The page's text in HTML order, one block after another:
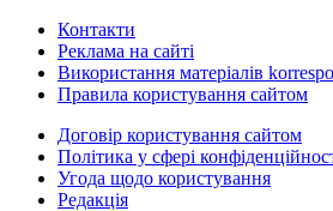
Контакти
Реклама на сайті
Використання матеріалів
Правила користування сайтом
Договір користування сайтом
Політика у сфері
Угода щодо користування
Редакція